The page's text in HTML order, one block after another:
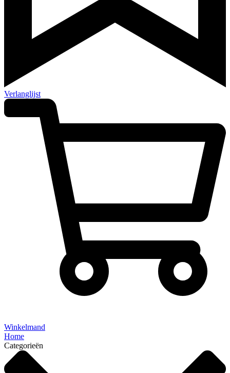
Verlanglijst
Winkelmand
Home
Categorieën